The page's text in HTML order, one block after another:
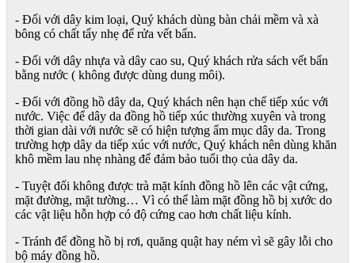
- Đối với dây kim loại, Quý khách dùng bàn chải mềm và xà
bông có chất tẩy nhẹ để rửa vết bẩn.
- Đối với dây nhựa và dây cao su, Quý khách rửa sách vết bẩn
bằng nước ( không được dùng dung môi).
- Đối với đồng hồ dây da, Quý khách nên hạn chế tiếp xúc với
nước. Việc để dây da đồng hồ tiếp xúc thường xuyên và trong
thời gian dài với nước sẽ có hiện tượng ẩm mục dây da. Trong
trường hợp dây da tiếp xúc với nước, Quý khách nên dùng khăn
khô mềm lau nhẹ nhàng để đảm bảo tuổi thọ của dây da.
- Tuyệt đối không được trà mặt kính đồng hồ lên các vật cứng,
mặt đường, mặt tường… Vì có thể làm mặt đồng hồ bị xước do
các vật liệu hỗn hợp có độ cứng cao hơn chất liệu kính.
- Tránh để đồng hồ bị rơi, quăng quật hay ném vì sẽ gây lỗi cho
bộ máy đồng hồ.